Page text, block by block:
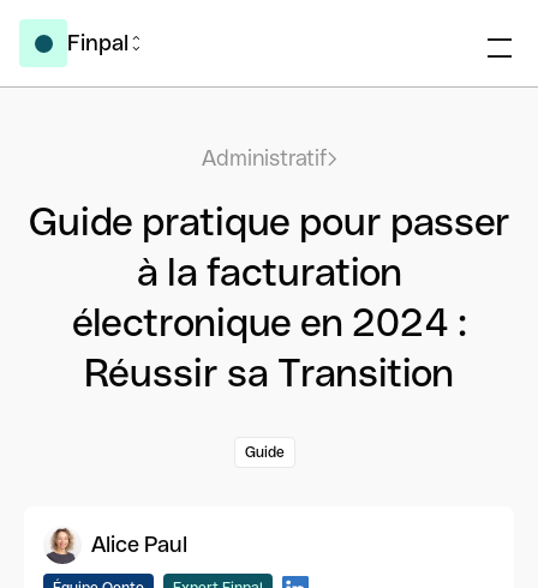
Finpal
Administratif
Guide pratique pour passer
à la facturation
électronique en 2024 :
Réussir sa Transition
Guide
Alice Paul